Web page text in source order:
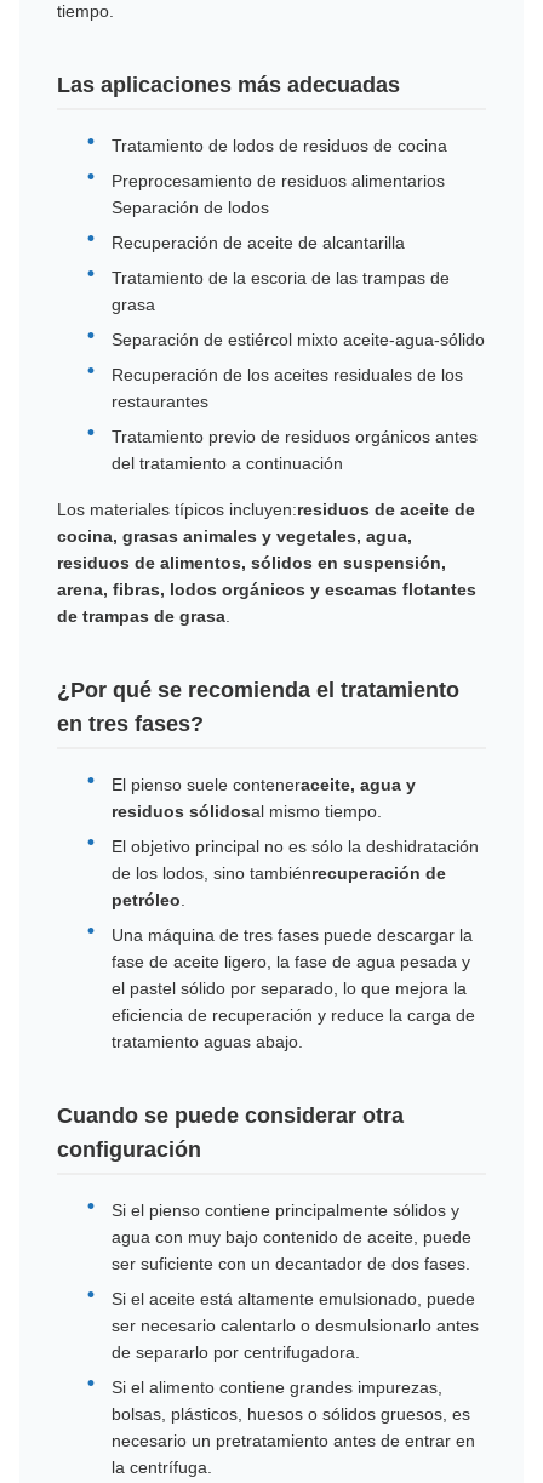
tiempo.
Las aplicaciones más adecuadas
Tratamiento de lodos de residuos de cocina
Preprocesamiento de residuos alimentarios
Separación de lodos
Recuperación de aceite de alcantarilla
Tratamiento de la escoria de las trampas de
grasa
Separación de estiércol mixto aceite-agua-sólido
Recuperación de los aceites residuales de los
restaurantes
Tratamiento previo de residuos orgánicos antes
del tratamiento a continuación
Los materiales típicos incluyen:residuos de aceite de
cocina, grasas animales y vegetales, agua,
residuos de alimentos, sólidos en suspensión,
arena, fibras, lodos orgánicos y escamas flotantes
de trampas de grasa
¿Por qué se recomienda el tratamiento
en tres fases?
El pienso suele conteneraceite, agua y
residuos sólidosal mismo tiempo.
El objetivo principal no es sólo la deshidratación
de los lodos, sino tambiénrecuperación de
petróleo
Una máquina de tres fases puede descargar la
fase de aceite ligero, la fase de agua pesada y
el pastel sólido por separado, lo que mejora la
eficiencia de recuperación y reduce la carga de
tratamiento aguas abajo.
Cuando se puede considerar otra
configuración
Si el pienso contiene principalmente sólidos y
agua con muy bajo contenido de aceite, puede
ser suficiente con un decantador de dos fases.
Si el aceite está altamente emulsionado, puede
ser necesario calentarlo o desmulsionarlo antes
de separarlo por centrifugadora.
Si el alimento contiene grandes impurezas,
bolsas, plásticos, huesos o sólidos gruesos, es
necesario un pretratamiento antes de entrar en
la centrífuga.